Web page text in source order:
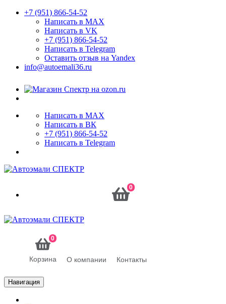
+7 (951) 866-54-52
Написать в MAX
Написать в VK
+7 (951) 866-54-52
Написать в Telegram
Оставить отзыв на Yandex
info@autoemali36.ru
Написать в MAX
Написать в ВК
+7 (951) 866-54-52
Написать в Telegram
0
0
Корзина О компании Контакты
Навигация